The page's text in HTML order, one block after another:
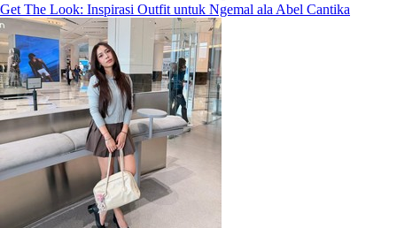
Get The Look: Inspirasi Outfit untuk Ngemal ala Abel Cantika